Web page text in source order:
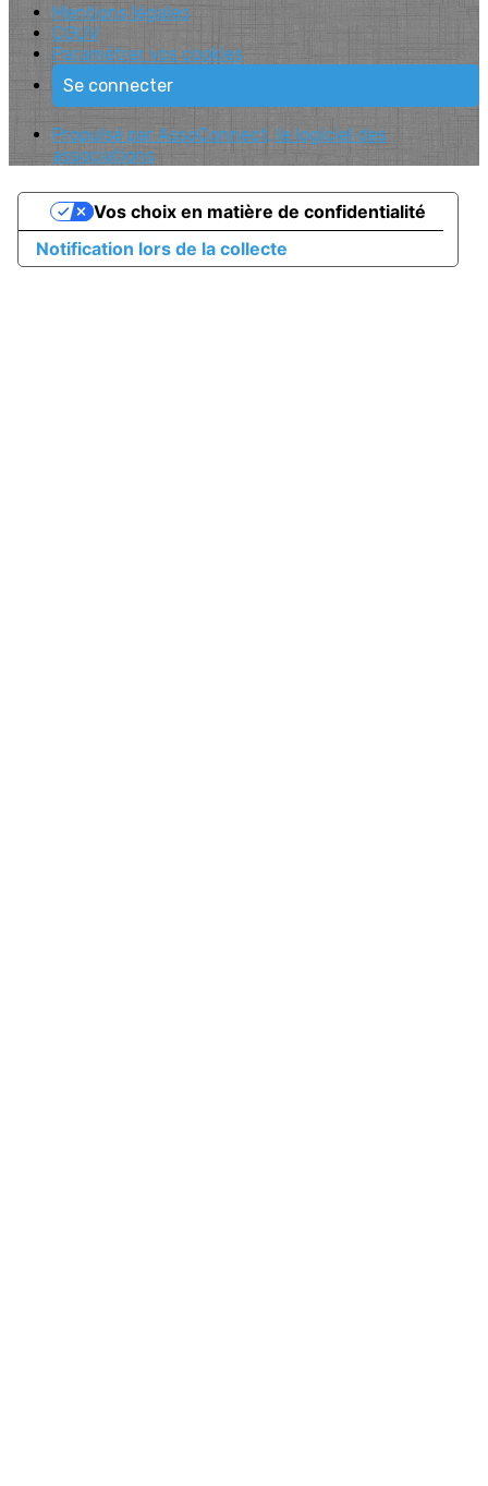
Mentions légales
CGUV
Paramétrer vos cookies
Se connecter
Propulsé par AssoConnect, le logiciel des
associations
Notification lors de la collecte
Vos choix en matière de confidentialité